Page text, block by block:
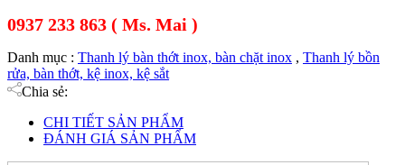
0937 233 863 ( Ms. Mai )
Danh mục : Thanh lý bàn thớt inox, bàn chặt inox , Thanh lý bồn
rửa, bàn thớt, kệ inox, kệ sắt
Chia sẻ:
CHI TIẾT SẢN PHẨM
ĐÁNH GIÁ SẢN PHẨM